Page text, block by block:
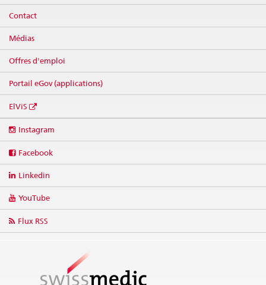
Contact
Médias
Offres d'emploi
Portail eGov (applications)
ElViS
media
Instagram
Facebook
Linkedin
YouTube
Flux RSS